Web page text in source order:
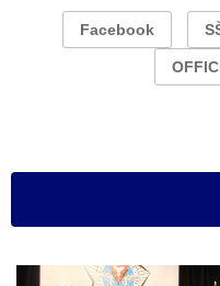
Facebook